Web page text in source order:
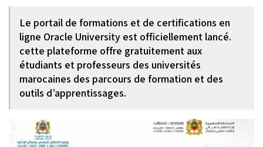
Le portail de formations et de certifications en
ligne Oracle University est officiellement lancé.
cette plateforme offre gratuitement aux
étudiants et professeurs des universités
marocaines des parcours de formation et des
outils d’apprentissages.